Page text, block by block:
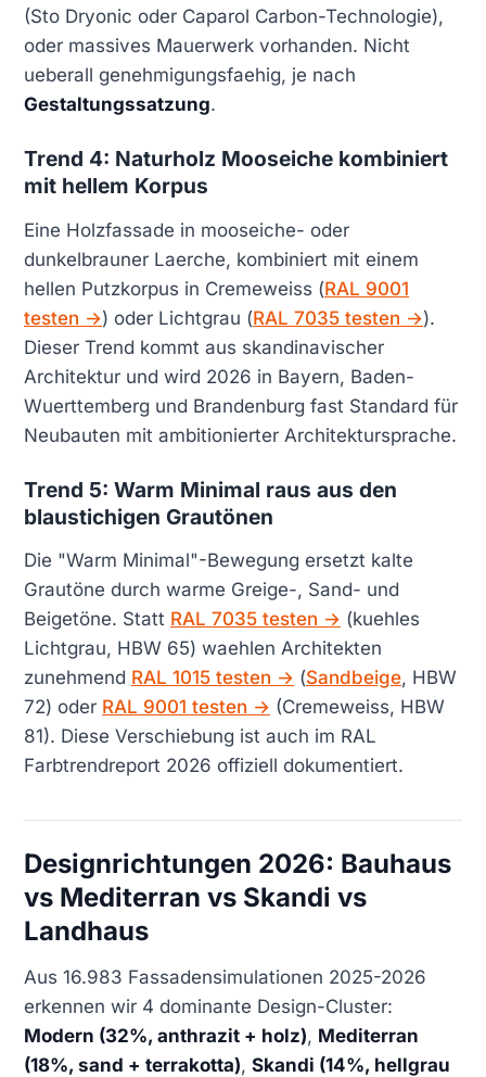
(Sto Dryonic oder Caparol Carbon-Technologie),
oder massives Mauerwerk vorhanden. Nicht
ueberall genehmigungsfaehig, je nach
Gestaltungssatzung.
Trend 4: Naturholz Mooseiche kombiniert
mit hellem Korpus
Eine Holzfassade in mooseiche- oder
dunkelbrauner Laerche, kombiniert mit einem
hellen Putzkorpus in Cremeweiss (RAL 9001
testen →) oder Lichtgrau (RAL 7035 testen →).
Dieser Trend kommt aus skandinavischer
Architektur und wird 2026 in Bayern, Baden-
Wuerttemberg und Brandenburg fast Standard für
Neubauten mit ambitionierter Architektursprache.
Trend 5: Warm Minimal raus aus den
blaustichigen Grautönen
Die "Warm Minimal"-Bewegung ersetzt kalte
Grautöne durch warme Greige-, Sand- und
Beigetöne. Statt RAL 7035 testen → (kuehles
Lichtgrau, HBW 65) waehlen Architekten
zunehmend RAL 1015 testen → (Sandbeige, HBW
72) oder RAL 9001 testen → (Cremeweiss, HBW
81). Diese Verschiebung ist auch im RAL
Farbtrendreport 2026 offiziell dokumentiert.
Designrichtungen 2026: Bauhaus
vs Mediterran vs Skandi vs
Landhaus
Aus 16.983 Fassadensimulationen 2025-2026
erkennen wir 4 dominante Design-Cluster:
Modern (32%, anthrazit + holz), Mediterran
(18%, sand + terrakotta), Skandi (14%, hellgrau